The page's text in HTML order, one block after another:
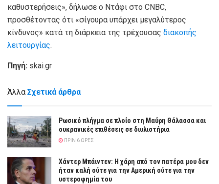
καθυστερήσεις», δήλωσε ο Ντάφι στο CNBC,
προσθέτοντας ότι «σίγουρα υπάρχει μεγαλύτερος
κίνδυνος» κατά τη διάρκεια της τρέχουσας διακοπής
λειτουργίας.
Πηγή: skai.gr
Άλλα Σχετικά άρθρα
Ρωσικό πλήγμα σε πλοίο στη Μαύρη Θάλασσα και
ουκρανικές επιθέσεις σε διυλιστήρια
ΠΡΙΝ 6 ΏΡΕΣ
Χάντερ Μπάιντεν: Η χάρη από τον πατέρα μου δεν
ήταν καλή ούτε για την Αμερική ούτε για την
υστεροφημία του